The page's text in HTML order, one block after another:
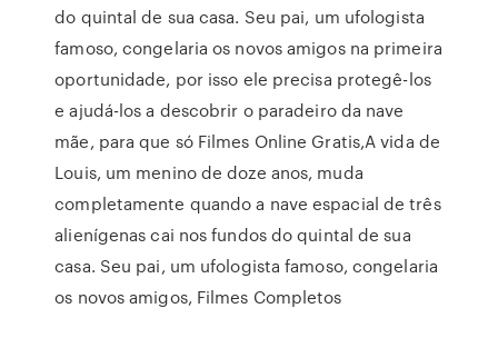
do quintal de sua casa. Seu pai, um ufologista
famoso, congelaria os novos amigos na primeira
oportunidade, por isso ele precisa protegê-los
e ajudá-los a descobrir o paradeiro da nave
mãe, para que só Filmes Online Gratis,A vida de
Louis, um menino de doze anos, muda
completamente quando a nave espacial de três
alienígenas cai nos fundos do quintal de sua
casa. Seu pai, um ufologista famoso, congelaria
os novos amigos, Filmes Completos